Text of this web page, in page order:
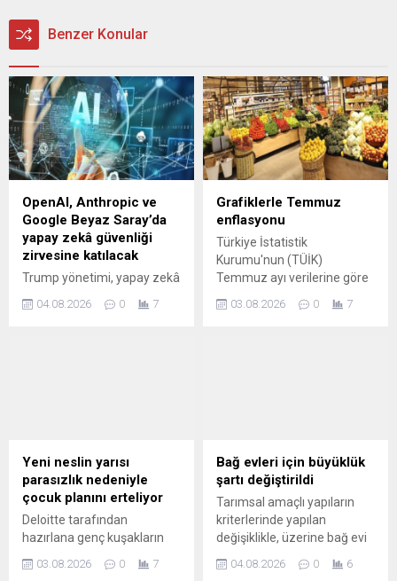
Benzer Konular
OpenAI, Anthropic ve
Google Beyaz Saray’da
yapay zekâ güvenliği
zirvesine katılacak
Trump yönetimi, yapay zekâ
güvenlik testlerine yönelik
04.08.2026 0 7
Grafiklerle Temmuz
enflasyonu
Türkiye İstatistik
Kurumu'nun (TÜİK)
Temmuz ayı verilerine göre
çıktı. Haziran ayında aylık
03.08.2026 0 7
Yeni neslin yarısı
parasızlık nedeniyle
çocuk planını erteliyor
Deloitte tarafından
hazırlana genç kuşakların
yaşanan değişimleri ortaya
03.08.2026 0 7
Bağ evleri için büyüklük
şartı değiştirildi
Tarımsal amaçlı yapıların
kriterlerinde yapılan
değişiklikle, üzerine bağ evi
tarım arazilerinde aranan
04.08.2026 0 6